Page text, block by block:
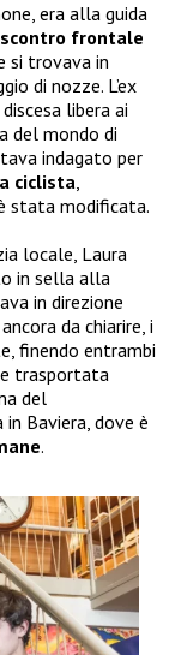
era alla guida
scontro frontale
si trovava in
di nozze. L’ex
libera ai
del mondo di
indagato per
ciclista,
stata modificata.
locale, Laura
in sella alla
in direzione
da chiarire, i
finendo entrambi
trasportata
del
Baviera, dove è
.